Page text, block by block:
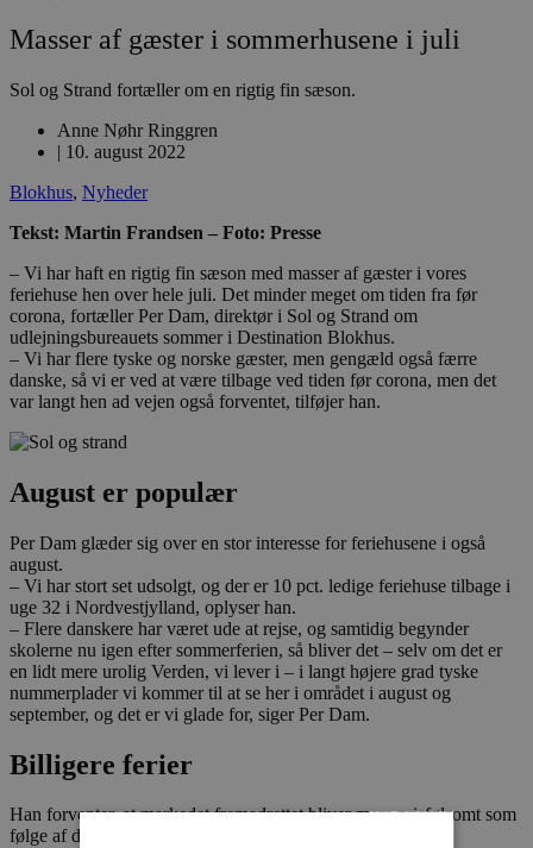
Masser af gæster i sommerhusene i juli
Sol og Strand fortæller om en rigtig fin sæson.
Anne Nøhr Ringgren
| 10. august 2022
Blokhus, Nyheder
Tekst: Martin Frandsen – Foto: Presse
– Vi har haft en rigtig fin sæson med masser af gæster i vores
feriehuse hen over hele juli. Det minder meget om tiden fra før
corona, fortæller Per Dam, direktør i Sol og Strand om
udlejningsbureauets sommer i Destination Blokhus.
– Vi har flere tyske og norske gæster, men gengæld også færre
danske, så vi er ved at være tilbage ved tiden før corona, men det
var langt hen ad vejen også forventet, tilføjer han.
August er populær
Per Dam glæder sig over en stor interesse for feriehusene i også
august.
– Vi har stort set udsolgt, og der er 10 pct. ledige feriehuse tilbage i
uge 32 i Nordvestjylland, oplyser han.
– Flere danskere har været ude at rejse, og samtidig begynder
skolerne nu igen efter sommerferien, så bliver det – selv om det er
en lidt mere urolig Verden, vi lever i – i langt højere grad tyske
nummerplader vi kommer til at se her i området i august og
september, og det er vi glade for, siger Per Dam.
Billigere ferier
Han forventer, at markedet fremadrettet bliver mere prisfølsomt som
følge af den stigende inflation.